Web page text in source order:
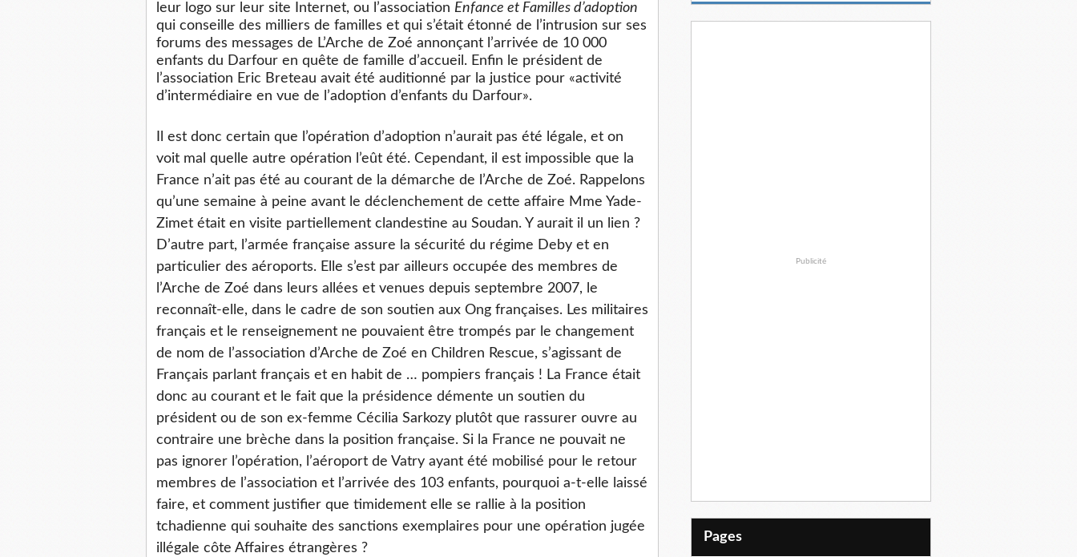
leur logo sur leur site Internet, ou l’association Enfance et Familles d’adoption
qui conseille des milliers de familles et qui s’était étonné de l’intrusion sur ses
forums des messages de L’Arche de Zoé annonçant l’arrivée de 10 000
enfants du Darfour en quête de famille d’accueil. Enfin le président de
l’association Eric Breteau avait été auditionné par la justice pour «activité
d’intermédiaire en vue de l’adoption d’enfants du Darfour».
Il est donc certain que l’opération d’adoption n’aurait pas été légale, et on
voit mal quelle autre opération l’eût été. Cependant, il est impossible que la
France n’ait pas été au courant de la démarche de l’Arche de Zoé. Rappelons
qu’une semaine à peine avant le déclenchement de cette affaire Mme Yade-
Zimet était en visite partiellement clandestine au Soudan. Y aurait il un lien ?
D’autre part, l’armée française assure la sécurité du régime Deby et en
particulier des aéroports. Elle s’est par ailleurs occupée des membres de
l’Arche de Zoé dans leurs allées et venues depuis septembre 2007, le
reconnaît-elle, dans le cadre de son soutien aux Ong françaises. Les militaires
français et le renseignement ne pouvaient être trompés par le changement
de nom de l’association d’Arche de Zoé en Children Rescue, s’agissant de
Français parlant français et en habit de … pompiers français ! La France était
donc au courant et le fait que la présidence démente un soutien du
président ou de son ex-femme Cécilia Sarkozy plutôt que rassurer ouvre au
contraire une brèche dans la position française. Si la France ne pouvait ne
pas ignorer l’opération, l’aéroport de Vatry ayant été mobilisé pour le retour
membres de l’association et l’arrivée des 103 enfants, pourquoi a-t-elle laissé
faire, et comment justifier que timidement elle se rallie à la position
tchadienne qui souhaite des sanctions exemplaires pour une opération jugée
illégale côte Affaires étrangères ?
Publicité
Pages